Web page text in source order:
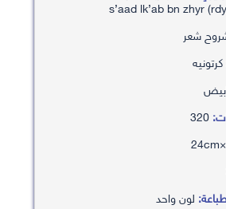
s’aad lk’ab bn zhyr
شعر
كرتونيه
لون واحد